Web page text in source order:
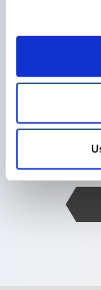
cookie
lacookie policy.